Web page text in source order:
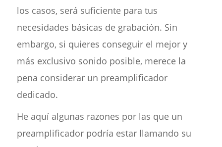
los casos, será suficiente para tus
necesidades básicas de grabación. Sin
embargo, si quieres conseguir el mejor y
más exclusivo sonido posible, merece la
pena considerar un preamplificador
dedicado.
He aquí algunas razones por las que un
preamplificador podría estar llamando su